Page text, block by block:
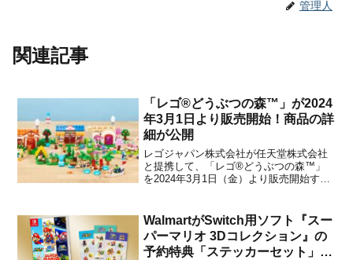
管理人
関連記事
「レゴ®どうぶつの森™」が2024
年3月1日より販売開始！商品の詳
細が公開
レゴジャパン株式会社が任天堂株式会社
と提携して、「レゴ®どうぶつの森™」
を2024年3月1日（金）より販売開始する
つの森』とコラボレーションした、
LEGOの新シリーズです。登場する製品
は、「ジュリー の バー...
WalmartがSwitch用ソフト『スー
パーマリオ 3Dコレクション』の
予約特典「ステッカーセット」を